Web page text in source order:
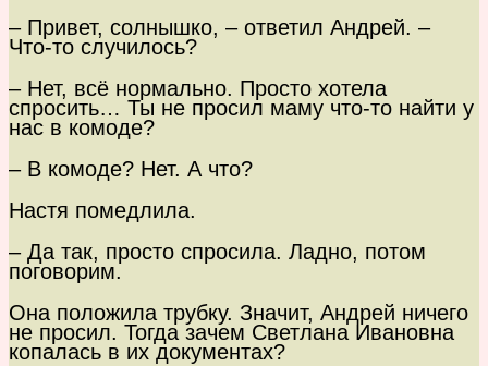
– Привет, солнышко, – ответил Андрей. –
Что-то случилось?
– Нет, всё нормально. Просто хотела
спросить… Ты не просил маму что-то найти у
нас в комоде?
– В комоде? Нет. А что?
Настя помедлила.
– Да так, просто спросила. Ладно, потом
поговорим.
Она положила трубку. Значит, Андрей ничего
не просил. Тогда зачем Светлана Ивановна
копалась в их документах?